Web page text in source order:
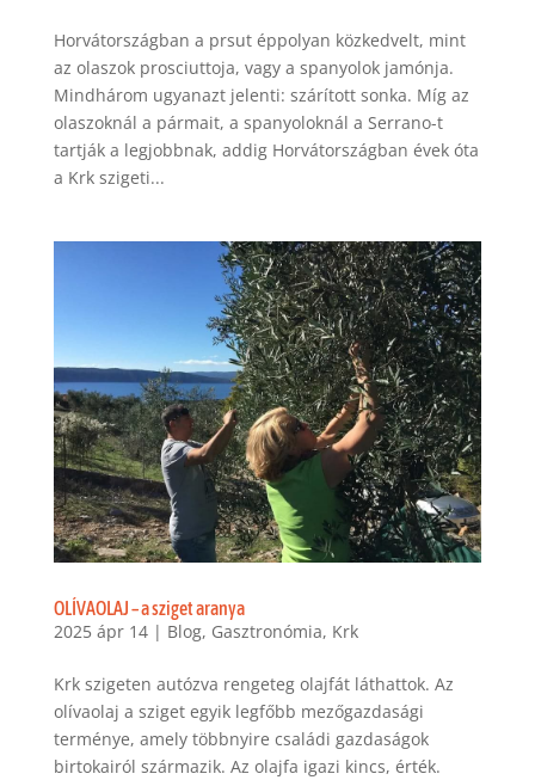
Horvátországban a prsut éppolyan közkedvelt, mint
az olaszok prosciuttoja, vagy a spanyolok jamónja.
Mindhárom ugyanazt jelenti: szárított sonka. Míg az
olaszoknál a pármait, a spanyoloknál a Serrano-t
tartják a legjobbnak, addig Horvátországban évek óta
a Krk szigeti...
OLÍVAOLAJ – a sziget aranya
2025 ápr 14| Blog, Gasztronómia, Krk
Krk szigeten autózva rengeteg olajfát láthattok. Az
olívaolaj a sziget egyik legfőbb mezőgazdasági
terménye, amely többnyire családi gazdaságok
birtokairól származik. Az olajfa igazi kincs, érték.